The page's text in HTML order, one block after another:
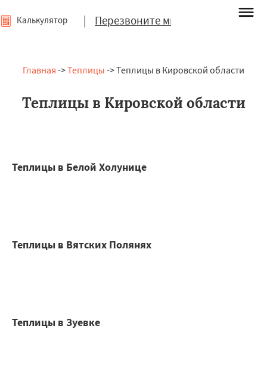
| Перезвоните мне
Калькулятор
Главная ->Теплицы -> Теплицы в Кировской области
Теплицы в Кировской области
Теплицы в Белой Холунице
Теплицы в Вятских Полянях
Теплицы в Зуевке